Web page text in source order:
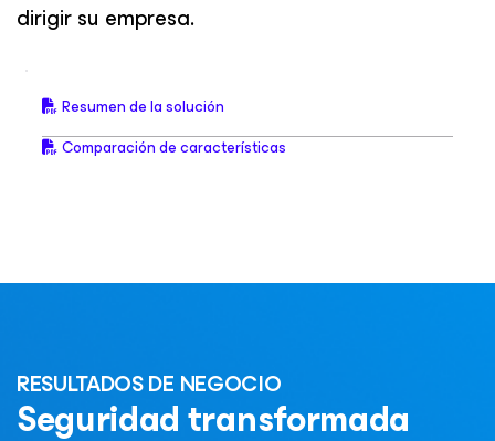
dirigir su empresa.
Resumen de la solución
Comparación de características
RESULTADOS DE NEGOCIO
Seguridad transformada